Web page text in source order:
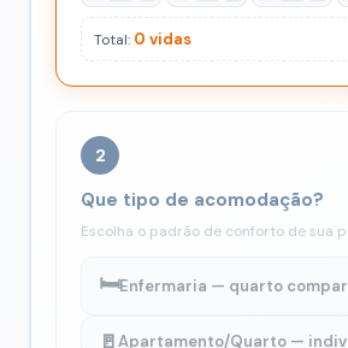
Total: 0 vidas
2
Que tipo de acomodação?
Escolha o padrão de conforto de sua
🛏️Enfermaria — quarto
🚪Apartamento/Quarto —